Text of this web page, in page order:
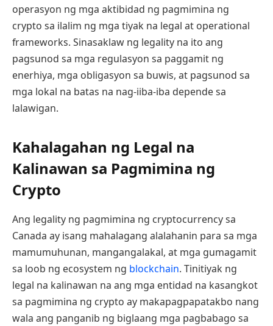
operasyon ng mga aktibidad ng pagmimina ng
crypto sa ilalim ng mga tiyak na legal at operational
frameworks. Sinasaklaw ng legality na ito ang
pagsunod sa mga regulasyon sa paggamit ng
enerhiya, mga obligasyon sa buwis, at pagsunod sa
mga lokal na batas na nag-iiba-iba depende sa
lalawigan.
Kahalagahan ng Legal na
Kalinawan sa Pagmimina ng
Crypto
Ang legality ng pagmimina ng cryptocurrency sa
Canada ay isang mahalagang alalahanin para sa mga
mamumuhunan, mangangalakal, at mga gumagamit
sa loob ng ecosystem ng blockchain. Tinitiyak ng
legal na kalinawan na ang mga entidad na kasangkot
sa pagmimina ng crypto ay makapagpapatakbo nang
wala ang panganib ng biglaang mga pagbabago sa